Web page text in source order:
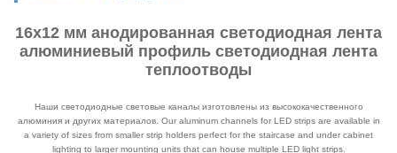
16x12 мм анодированная светодиодная лента
алюминиевый профиль светодиодная лента
теплоотводы
Наши светодиодные световые каналы изготовлены из высококачественного
алюминия и других материалов. Our aluminum channels for LED strips are available in
a variety of sizes from smaller strip holders perfect for the staircase and under cabinet
lighting to larger mounting units that can house multiple LED light strips.